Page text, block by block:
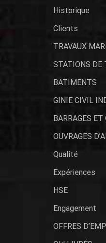
Historique
Clients
TRAVAUX
STATIONS DE
BATIMENTS
GINIE CIVIL
BARRAGES ET
OUVRAGES
Qualité
Expériences
HSE
Engagement
OFFRES